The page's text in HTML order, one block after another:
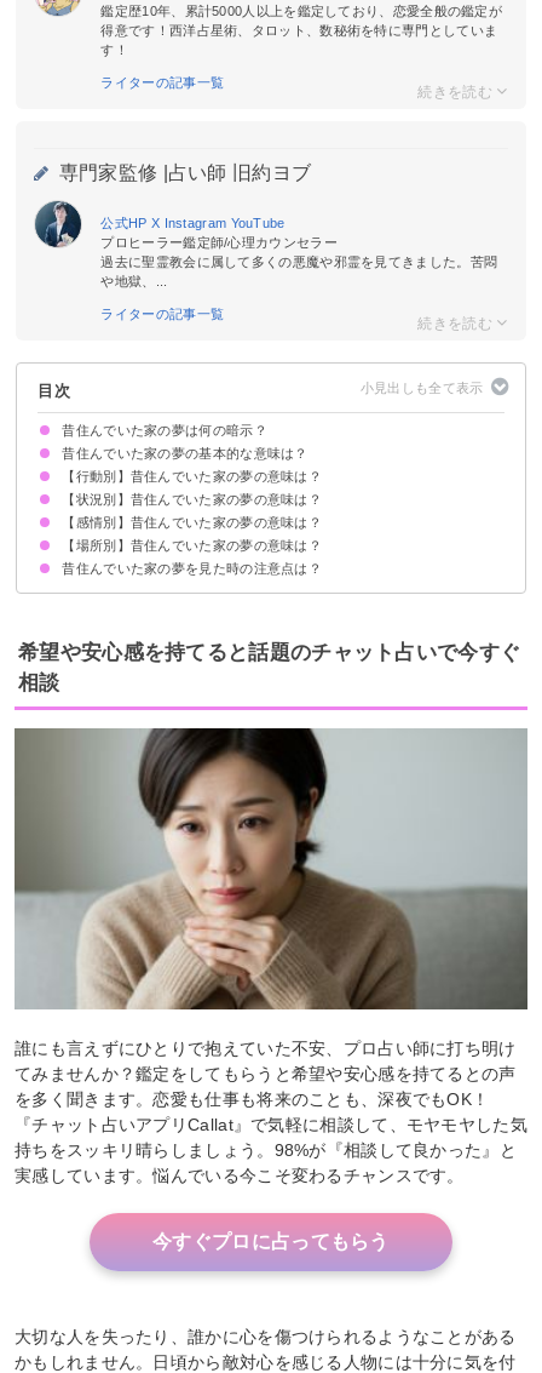
鑑定歴10年、累計5000人以上を鑑定しており、恋愛全般の鑑定が
得意です！西洋占星術、タロット、数秘術を特に専門としていま
す！
ライターの記事一覧
専門家監修 | 占い師 旧約ヨブ
公式HP X Instagram YouTube
プロヒーラー鑑定師/心理カウンセラー
過去に聖霊教会に属して多くの悪魔や邪霊を見てきました。苦悶
や地獄、...
ライターの記事一覧
目次
昔住んでいた家の夢は何の暗示？
昔住んでいた家の夢の基本的な意味は？
①過去を懐かしんでいる暗示
②現状に嫌気がさしているサイン
昔住んでいた家の夢ばかり見る場合は思い悩んでいる暗示
状況によって意味が決まる
【行動別】昔住んでいた家の夢の意味は？
昔住んでいた家を掃除する夢【吉夢】
昔住んでいた家を引っ越す夢【吉夢】
昔住んでいた家をリフォームする夢【吉夢】
昔住んでいた家を遠くから見る夢【吉夢】
昔住んでいた家にまた住む夢【吉夢・凶夢】
昔住んでいた家の場所に新しい家を建てる夢【吉夢・凶夢】
【状況別】昔住んでいた家の夢の意味は？
昔住んでいた家に幽霊が出る夢【吉夢・凶夢】
昔住んでいたアパートの夢【吉夢】
昔住んでいた家に知らない人がいる夢【吉夢】
昔住んでいた家が火事になる夢【吉夢】
昔住んでいた家で飼っていた犬が出てくる夢【吉夢・凶夢】
昔住んでいた家が壊れる夢【警告夢】
子供の頃に住んでいた家の夢【吉夢】
昔住んでいた家が暗い夢【警告夢】
昔住んでいた家が狭い夢【凶夢】
昔住んでいた家が新しい夢【吉夢】
昔住んでいた家が豪邸な夢【吉夢】
【感情別】昔住んでいた家の夢の意味は？
昔住んでいた家が怖い夢【凶夢】
昔住んでいた家が懐かしい夢【警告夢】
昔住んでいた家に寂しさを感じる夢【警告夢】
【場所別】昔住んでいた家の夢の意味は？
昔住んでいた家の部屋の夢【吉夢・凶夢】
昔住んでいた家のトイレの夢【吉夢】
昔住んでいた家のお風呂の夢【吉夢】
昔住んでいた家の台所の夢【警告夢】
昔住んでいた家の玄関ドアの夢【吉夢】
昔住んでいた家の夢を見た時の注意点は？
十分な休息を取る
吉夢なら話さず警告夢や凶夢は人に話す
希望や安心感を持てると話題のチャット占いで今すぐ
相談
誰にも言えずにひとりで抱えていた不安、プロ占い師に打ち明け
てみませんか？鑑定をしてもらうと希望や安心感を持てるとの声
を多く聞きます。恋愛も仕事も将来のことも、深夜でもOK！
『チャット占いアプリCallat』で気軽に相談して、モヤモヤした気
持ちをスッキリ晴らしましょう。98%が『相談して良かった』と
実感しています。悩んでいる今こそ変わるチャンスです。
今すぐプロに占ってもらう
大切な人を失ったり、誰かに心を傷つけられるようなことがある
かもしれません。日頃から敵対心を感じる人物には十分に気を付